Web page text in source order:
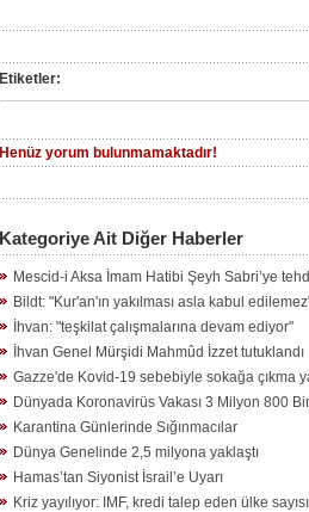
Etiketler:
Henüz yorum bulunmamaktadır!
Kategoriye Ait Diğer Haberler
Mescid-i Aksa İmam Hatibi Şeyh Sabri’ye
Bildt: "Kur'an'ın yakılması asla kabul
İhvan: "teşkilat çalışmalarına devam ediyor"
İhvan Genel Mürşidi Mahmûd İzzet tutuklandı
Gazze'de Kovid-19 sebebiyle sokağa çıkma
Dünyada Koronavirüs Vakası 3 Milyon 800
Karantina Günlerinde Sığınmacılar
Dünya Genelinde 2,5 milyona yaklaştı
Hamas’tan Siyonist İsrail’e Uyarı
Kriz yayılıyor: IMF, kredi talep eden ülke